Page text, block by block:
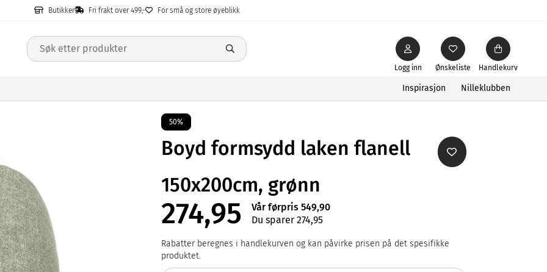
Butikker Fri frakt over 499,- For små og store øyeblikk
Ønskeliste
Logg inn Handlekurv
Inspirasjon Nilleklubben
50%
Boyd formsydd laken flanell
150x200cm, grønn
274,95
Vår førpris 549,90
Du sparer 274,95
Rabatter beregnes i handlekurven og kan påvirke prisen på det spesifikke
produktet.